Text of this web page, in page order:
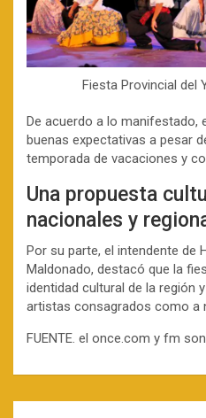
Fiesta Provincial del
De acuerdo a lo manifestado,
buenas expectativas a pesar
temporada de vacaciones y
Una propuesta
nacionales y
Por su parte, el intendente de
Maldonado, destacó que la
identidad cultural de la región
artistas consagrados como a
FUENTE. el once.com y fm